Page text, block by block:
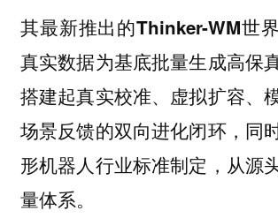
其最新推出的Thinker-WM世
真实数据为基底批量生成高保
搭建起真实校准、虚拟扩容、
场景反馈的双向进化闭环，同
形机器人行业标准制定， 从源
量体系。